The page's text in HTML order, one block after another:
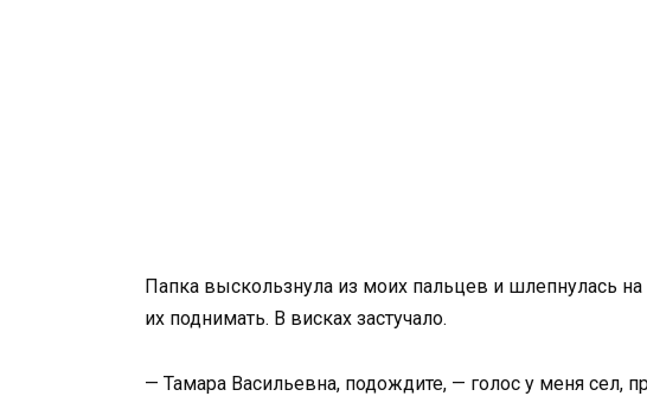
Папка выскользнула из моих пальцев и шлепнулась
их поднимать. В висках застучало.
— Тамара Васильевна, подождите, — голос у меня сел,